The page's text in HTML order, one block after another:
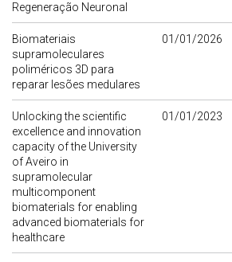
Regeneração Neuronal
Biomateriais
supramoleculares
poliméricos 3D para
reparar lesões medulares
01/01/2026
Unlocking the scientific
excellence and innovation
capacity of the University
of Aveiro in
supramolecular
multicomponent
biomaterials for enabling
advanced biomaterials for
healthcare
01/01/2023